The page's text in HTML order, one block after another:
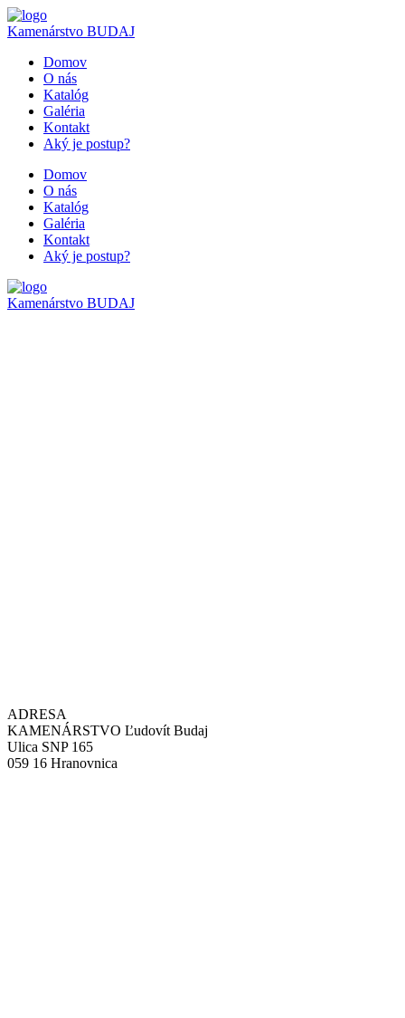
Kamenárstvo BUDAJ
Domov
O nás
Katalóg
Galéria
Kontakt
Aký je postup?
Domov
O nás
Katalóg
Galéria
Kontakt
Aký je postup?
Kamenárstvo BUDAJ
ADRESA
KAMENÁRSTVO Ľudovít Budaj
Ulica SNP 165
059 16 Hranovnica